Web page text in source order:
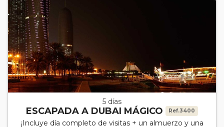
5 días
ESCAPADA A DUBAI MÁGICO Ref.3400
¡Incluye día completo de visitas + un almuerzo y una